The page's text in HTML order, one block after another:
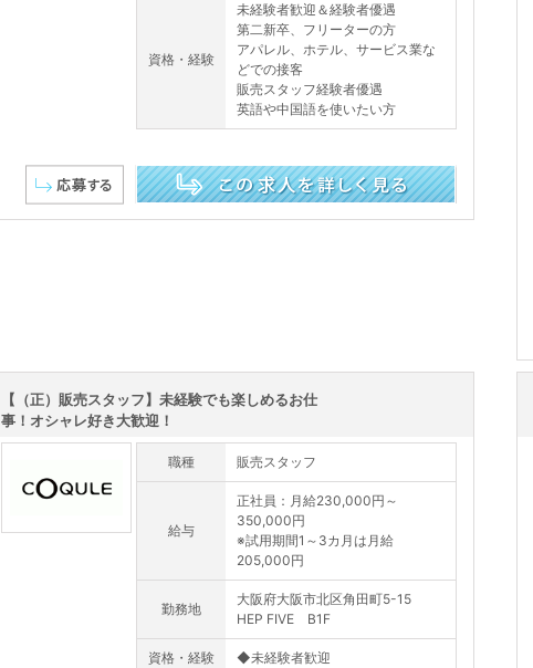
資格・経験
未経験者歓迎＆経験者優遇
第二新卒、フリーターの方
アパレル、ホテル、サービス業な
どでの接客
販売スタッフ経験者優遇
英語や中国語を使いたい方
【（正）販売スタッフ】未経験でも楽しめるお仕
事！オシャレ好き大歓迎！
職種 販売スタッフ
給与
正社員：月給230,000円～
350,000円
※試用期間1～3カ月は月給
205,000円
勤務地
大阪府大阪市北区角田町5-15
HEP FIVE B1F
資格・経験 ◆未経験者歓迎